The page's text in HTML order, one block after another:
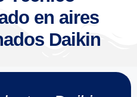
en aires
Daikin